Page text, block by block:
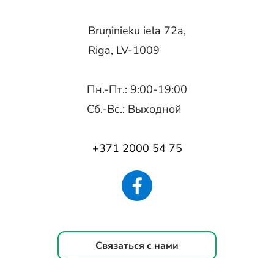
Bruņinieku iela 72a,
Riga, LV-1009
Пн.-Пт.: 9:00-19:00
Сб.-Вс.: Выходной
+371 2000 54 75
Связаться с нами